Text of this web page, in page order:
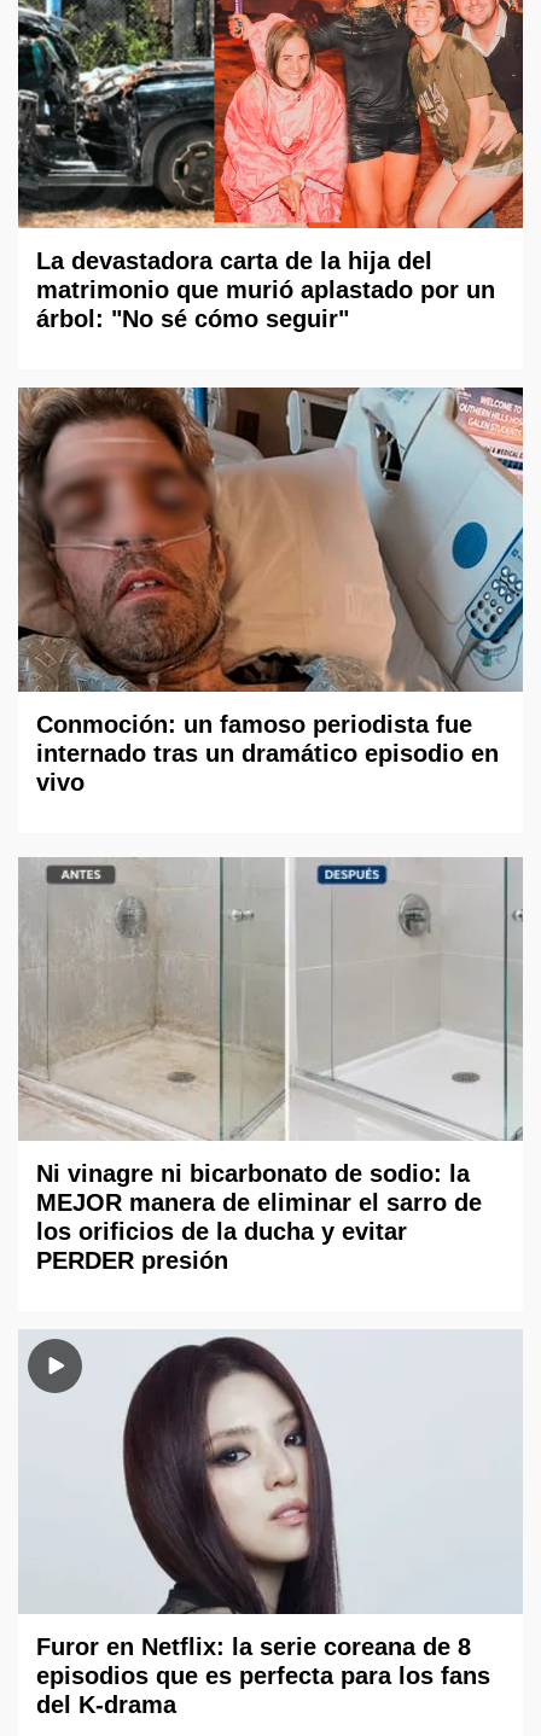
La devastadora carta de la hija del
matrimonio que murió aplastado por un
árbol: "No sé cómo seguir"
Conmoción: un famoso periodista fue
internado tras un dramático episodio en
vivo
Ni vinagre ni bicarbonato de sodio: la
MEJOR manera de eliminar el sarro de
los orificios de la ducha y evitar
PERDER presión
Furor en Netflix: la serie coreana de 8
episodios que es perfecta para los fans
del K-drama